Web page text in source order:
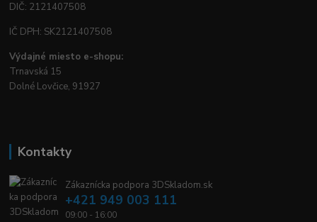
DIČ: 2121407508
IČ DPH: SK2121407508
Výdajné miesto e-shopu:
Trnavská 15
Dolné Lovčice, 91927
Kontakty
Zákaznícka podpora 3DSkladom.sk
+421 949 003 111
09:00 - 16:00